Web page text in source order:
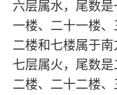
六层属水，尾数
一楼、二十一楼、
二楼和七楼属于
七层属火，尾数
二楼、二十二楼、